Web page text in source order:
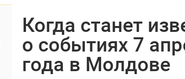
Когда станет
о событиях 7
года в Молдове